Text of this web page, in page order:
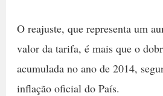
O reajuste, que representa um
valor da tarifa, é mais que o
acumulada no ano de 2014,
inflação oficial do País.